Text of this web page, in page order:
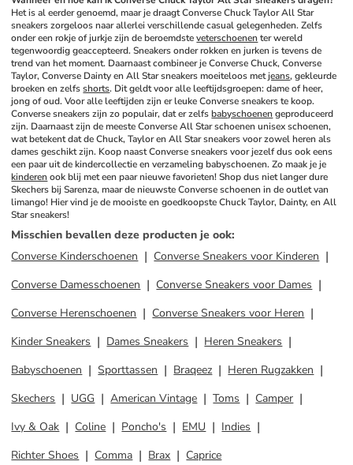
Het is al eerder genoemd, maar je draagt Converse Chuck Taylor All Star
sneakers zorgeloos naar allerlei verschillende casual gelegenheden. Zelfs
onder een rokje of jurkje zijn de beroemdste veterschoenen ter wereld
tegenwoordig geaccepteerd. Sneakers onder rokken en jurken is tevens de
trend van het moment. Daarnaast combineer je Converse Chuck, Converse
Taylor, Converse Dainty en All Star sneakers moeiteloos met jeans, gekleurde
broeken en zelfs shorts. Dit geldt voor alle leeftijdsgroepen: dame of heer,
jong of oud. Voor alle leeftijden zijn er leuke Converse sneakers te koop.
Converse sneakers zijn zo populair, dat er zelfs babyschoenen geproduceerd
zijn. Daarnaast zijn de meeste Converse All Star schoenen unisex schoenen,
wat betekent dat de Chuck, Taylor en All Star sneakers voor zowel heren als
dames geschikt zijn. Koop naast Converse sneakers voor jezelf dus ook eens
kinderen ook blij met een paar nieuwe favorieten! Shop dus niet langer dure
Skechers bij Sarenza, maar de nieuwste Converse schoenen in de outlet van
limango! Hier vind je de mooiste en goedkoopste Chuck Taylor, Dainty, en All
Star sneakers!
Misschien bevallen deze producten je ook:
Converse Kinderschoenen
Converse Sneakers voor Kinderen
Converse Damesschoenen
Converse Sneakers voor Dames
Converse Herenschoenen
Converse Sneakers voor Heren
Kinder Sneakers
Dames Sneakers
Heren Sneakers
Babyschoenen
Sporttassen Braqeez
Heren Rugzakken
Skechers
UGG American Vintage Toms
Camper
Ivy & Oak
Coline Poncho's EMU
Indies
Richter Shoes
Comma Brax Caprice